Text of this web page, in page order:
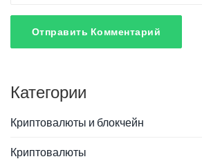
Отправить Комментарий
Категории
Криптовалюты и блокчейн
Криптовалюты